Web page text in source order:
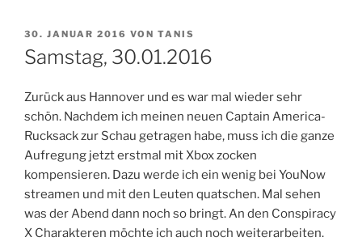
VERÖFFENTLICHT
AM
30. JANUAR 2016 VON TANIS
Samstag, 30.01.2016
Zurück aus Hannover und es war mal wieder sehr
schön. Nachdem ich meinen neuen Captain America-
Rucksack zur Schau getragen habe, muss ich die ganze
Aufregung jetzt erstmal mit Xbox zocken
kompensieren. Dazu werde ich ein wenig bei YouNow
streamen und mit den Leuten quatschen. Mal sehen
was der Abend dann noch so bringt. An den Conspiracy
X Charakteren möchte ich auch noch weiterarbeiten.